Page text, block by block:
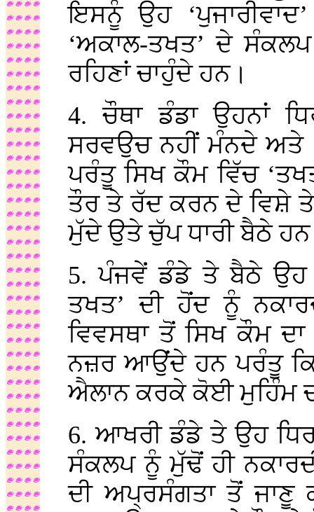
ਇਸਨੂੰ ਉਹ
‘ਅਕਾਲ-ਤਖਤ’ ਦੇ
ਰਹਿਣਾਂ ਚਾਹੁੰਦੇ ਹਨ।
4. ਚੌਥਾ ਡੰਡਾ ਉਹਨਾਂ
ਸਰਵਉਚ ਨਹੀਂ ਮੰਨਦੇ ਅਤੇ
ਪਰੰਤੂ ਸਿਖ ਕੌਮ ਵਿੱਚ
ਤੌਰ ਤੇ ਰੱਦ ਕਰਨ ਦੇ ਵਿਸ਼ੇ
ਮੁੱਦੇ ਉਤੇ ਚੁੱਪ ਧਾਰੀ ਬੈਠੇ
5. ਪੰਜਵੇਂ ਡੰਡੇ ਤੇ ਬੈਠੇ ਉਹ
ਤਖਤ’ ਦੀ ਹੋਂਦ ਨੂੰ
ਵਿਵਸਥਾ ਤੋਂ ਸਿਖ ਕੌਮ
ਨਜ਼ਰ ਆਉਂਦੇ ਹਨ ਪਰੰਤੂ
ਐਲਾਨ ਕਰਕੇ ਕੋਈ ਮੁਹਿੰਮ
6. ਆਖਰੀ ਡੰਡੇ ਤੇ ਉਹ
ਸੰਕਲਪ ਨੂੰ ਮੁੱਢੋਂ ਹੀ
ਦੀ ਅਪ੍ਰਸੰਗਤਾ ਤੋਂ ਜਾਣੂ